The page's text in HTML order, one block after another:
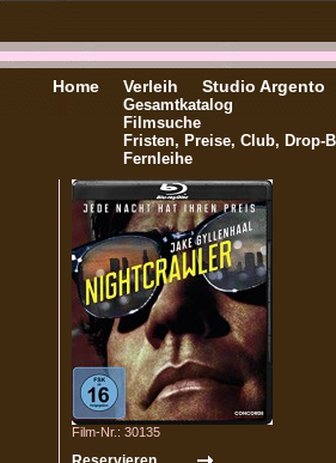
Home Verleih
Gesamtkatalog
Filmsuche
Fristen, Preise, Club, Drop-
Fernleihe
Studio Argento
Film-Nr.: 30135